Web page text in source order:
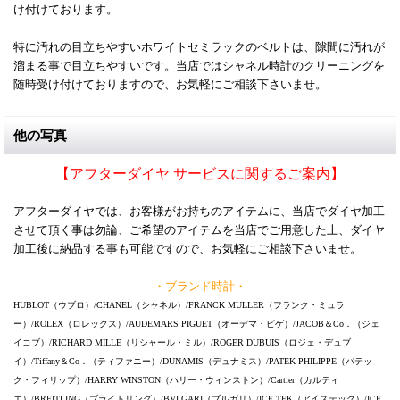
け付けております。
特に汚れの目立ちやすいホワイトセミラックのベルトは、隙間に汚れが
溜まる事で目立ちやすいです。当店ではシャネル時計のクリーニングを
随時受け付けておりますので、お気軽にご相談下さいませ。
他の写真
【アフターダイヤ サービスに関するご案内】
アフターダイヤでは、お客様がお持ちのアイテムに、当店でダイヤ加工
させて頂く事は勿論、ご希望のアイテムを当店でご用意した上、ダイヤ
加工後に納品する事も可能ですので、お気軽にご相談下さいませ。
・ブランド時計・
HUBLOT（ウブロ）/CHANEL（シャネル）/FRANCK MULLER（フランク・ミュラ
ー）/ROLEX（ロレックス）/AUDEMARS PIGUET（オーデマ・ピゲ）/JACOB＆Co．（ジェ
イコブ）/RICHARD MILLE（リシャール・ミル）/ROGER DUBUIS（ロジェ・デュブ
イ）/Tiffany＆Co．（ティファニー）/DUNAMIS（デュナミス）/PATEK PHILIPPE（パテッ
ク・フィリップ）/HARRY WINSTON（ハリー・ウィンストン）/Cartier（カルティ